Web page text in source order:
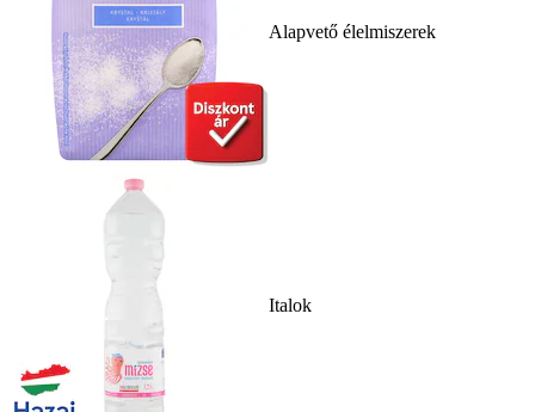
Alapvető élelmiszerek
Italok